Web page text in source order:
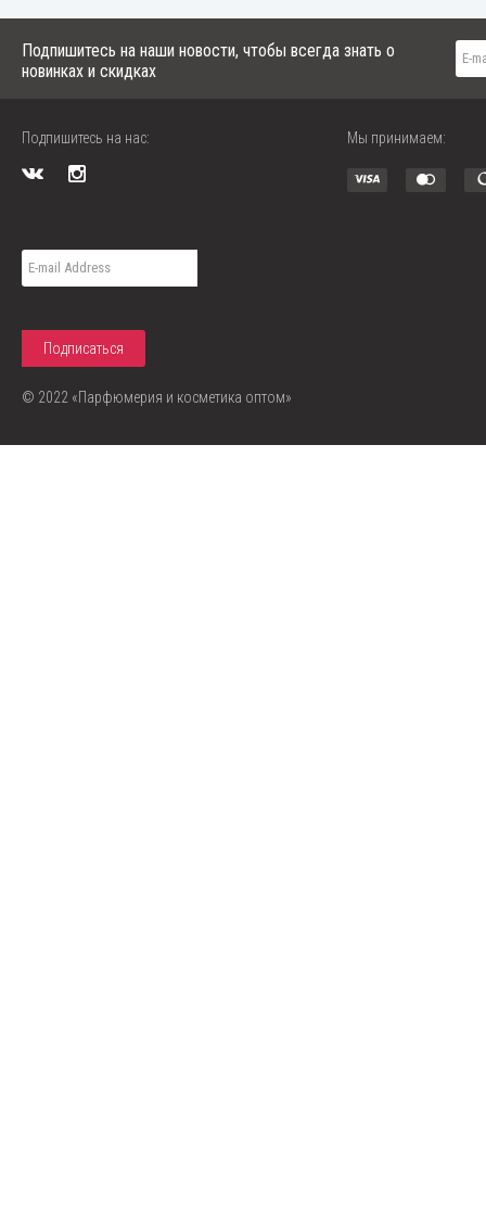
Подпишитесь на наши новости, чтобы всегда знать о
новинках и скидках
Подпишитесь на нас: Мы принимаем:
© 2022 «Парфюмерия и косметика оптом»